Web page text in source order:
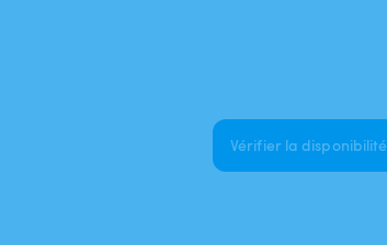
Vérifier la disponibilité